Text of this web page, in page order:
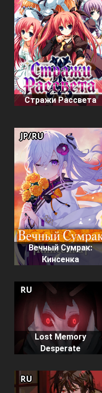
Стражи Рассвета
Вечный Сумрак:
Кинсенка
JP/RU
Lost Memory
Desperate
RU
RU